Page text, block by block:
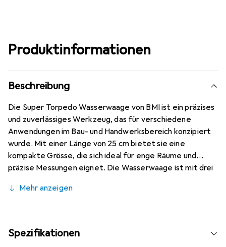
Produktinformationen
Beschreibung
Die Super Torpedo Wasserwaage von BMI ist ein präzises
und zuverlässiges Werkzeug, das für verschiedene
Anwendungen im Bau- und Handwerksbereich konzipiert
wurde. Mit einer Länge von 25 cm bietet sie eine
kompakte Grösse, die sich ideal für enge Räume und
präzise Messungen eignet. Die Wasserwaage ist mit drei
Ausrichtung in horizontaler und vertikaler Position
Wasserwaage ist die integrierte Magnetfunktion, die
eine sichere Befestigung an metallischen Oberflächen
gewährleistet und somit die Handhabung erleichtert. Die
Mehr anzeigen
Spezifikationen